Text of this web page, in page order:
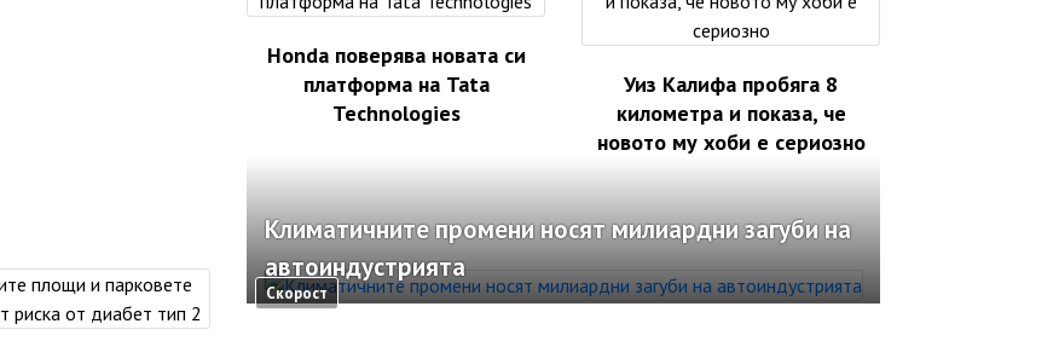
Honda поверява новата си
платформа на Tata
Technologies
Уиз Калифа пробяга 8
километра и показа, че
новото му хоби е сериозно
Скорост
Климатичните промени носят милиардни загуби на
автоиндустрията